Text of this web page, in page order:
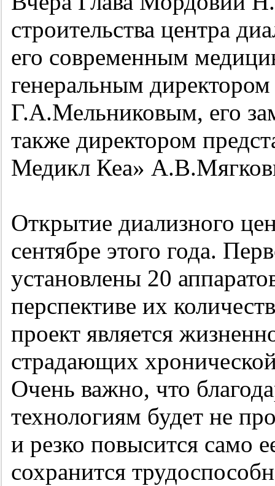
строительства центра
его современным
генеральным
Г.А.Мельниковым, его
также директором
Медикл Кеа»
Открытие диализного
сентябре этого года.
установлены 20
перспективе их
проект является
страдающих
Очень важно, что
технологиям будет не
и резко повысится само
сохранится